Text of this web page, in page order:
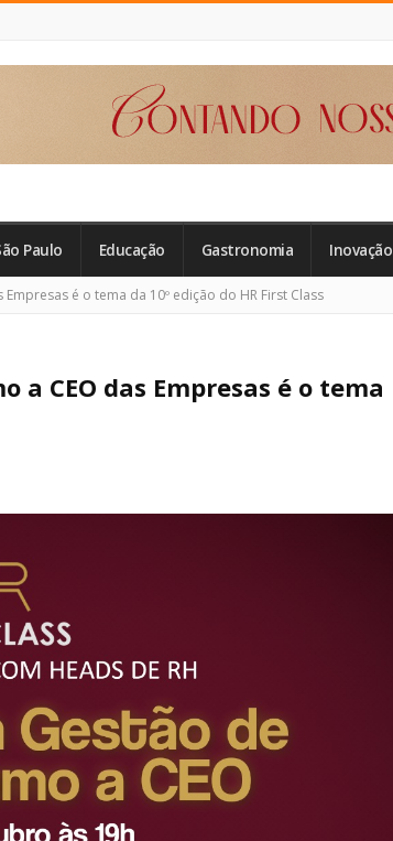
Paulo Educação Gastronomia Inovação
é o tema da 10º edição do HR First Class
a CEO das Empresas é o tema